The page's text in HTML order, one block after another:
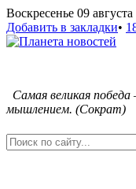
Воскресенье 09
Добавить в закладки•
Самая великая
мышлением. (Сократ)